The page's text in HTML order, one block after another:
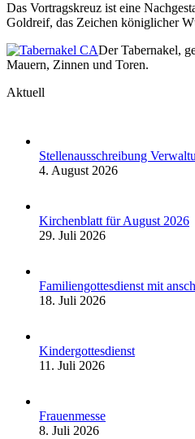
Das Vortragskreuz ist eine
Goldreif, das Zeichen königlicher
Der Tabernakel,
Mauern, Zinnen und Toren.
Aktuell
Stellenausschreibung
4. August 2026
Kirchenblatt für August 2026
29. Juli 2026
Familiengottesdienst mit
18. Juli 2026
Kindergottesdienst
11. Juli 2026
Frauenmesse
8. Juli 2026